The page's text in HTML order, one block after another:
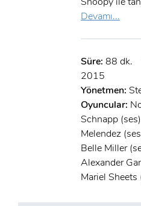
Devamı...
Süre: 88 dk.
2015
Yönetmen:
Oyuncular:
Schnapp
Melendez
Belle Miller
Alexander
Mariel Sheets